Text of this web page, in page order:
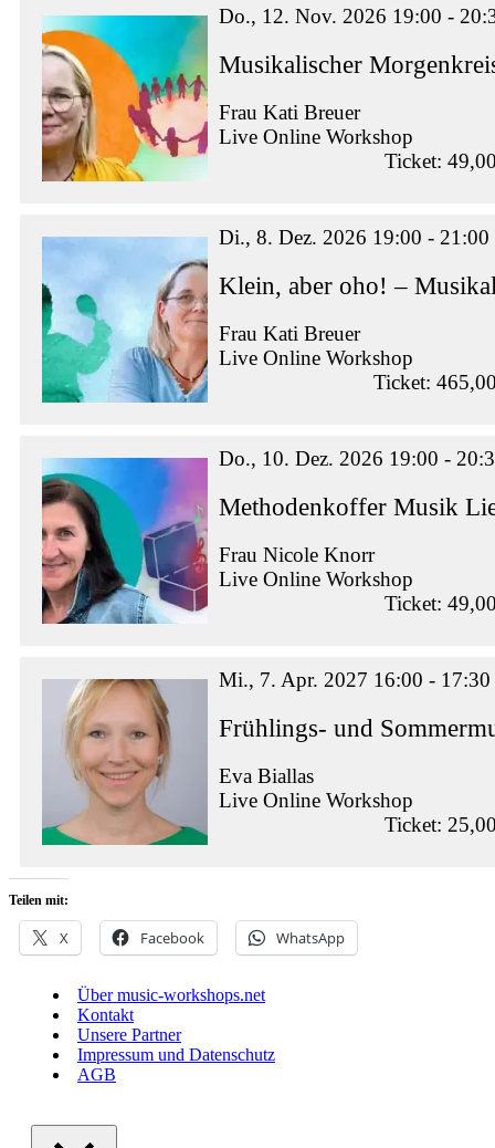
Do., 12. Nov. 2026 19:00 -
Musikalischer
Frau Kati Breuer
Live Online Workshop
Ticket:
Di., 8. Dez. 2026 19:00 - 21:00
Klein, aber oho! –
Frau Kati Breuer
Live Online Workshop
Ticket:
Do., 10. Dez. 2026 19:00 -
Methodenkoffer Musik
Frau Nicole Knorr
Live Online Workshop
Ticket:
Mi., 7. Apr. 2027 16:00 - 17:30
Frühlings- und
Eva Biallas
Live Online Workshop
Ticket:
Teilen mit:
X Facebook WhatsApp
Über music-workshops.net
Kontakt
Unsere Partner
Impressum und Datenschutz
AGB